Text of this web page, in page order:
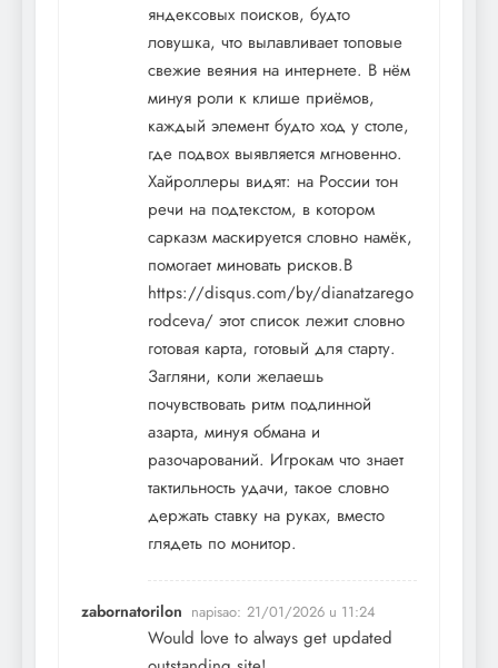
яндексовых поисков, будто
ловушка, что вылавливает топовые
свежие веяния на интернете. В нём
минуя роли к клише приёмов,
каждый элемент будто ход у столе,
где подвох выявляется мгновенно.
Хайроллеры видят: на России тон
речи на подтекстом, в котором
сарказм маскируется словно намёк,
помогает миновать рисков.В
https://disqus.com/by/dianatzarego
rodceva/ этот список лежит словно
готовая карта, готовый для старту.
Загляни, коли желаешь
почувствовать ритм подлинной
азарта, минуя обмана и
разочарований. Игрокам что знает
тактильность удачи, такое словно
держать ставку на руках, вместо
глядеть по монитор.
zabornatorilon napisao: 21/01/2026 u 11:24
Would love to always get updated